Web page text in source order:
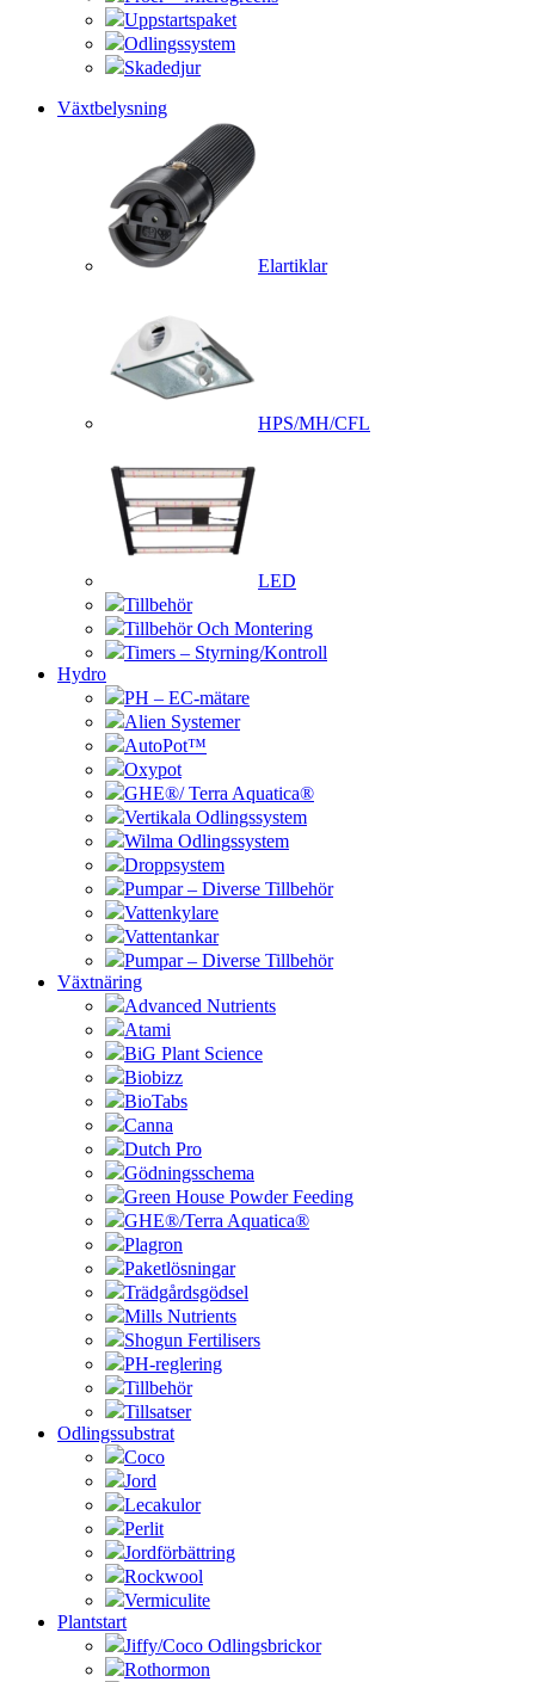
Uppstartspaket
Odlingssystem
Skadedjur
Växtbelysning
Elartiklar
HPS/MH/CFL
LED
Tillbehör
Tillbehör Och Montering
Timers – Styrning/Kontroll
Hydro
PH – EC-mätare
Alien Systemer
AutoPot™
Oxypot
GHE®/ Terra Aquatica®
Vertikala Odlingssystem
Wilma Odlingssystem
Droppsystem
Pumpar – Diverse Tillbehör
Vattenkylare
Vattentankar
Pumpar – Diverse Tillbehör
Växtnäring
Advanced Nutrients
Atami
BiG Plant Science
Biobizz
BioTabs
Canna
Dutch Pro
Gödningsschema
Green House Powder Feeding
GHE®/Terra Aquatica®
Plagron
Paketlösningar
Trädgårdsgödsel
Mills Nutrients
Shogun Fertilisers
PH-reglering
Tillbehör
Tillsatser
Odlingssubstrat
Coco
Jord
Lecakulor
Perlit
Jordförbättring
Rockwool
Vermiculite
Plantstart
Jiffy/Coco Odlingsbrickor
Rothormon